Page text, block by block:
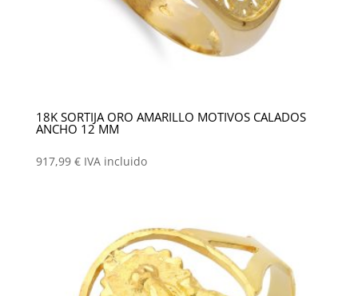
18K SORTIJA ORO AMARILLO MOTIVOS CALADOS
ANCHO 12 MM
917,99 € IVA incluido